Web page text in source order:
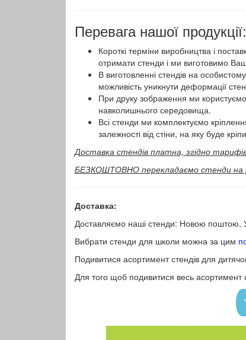
Перевага нашої продукції:
Короткі терміни виробництва і
отримати стенди і ми виготовимо
В виготовленні стендів на
можливість уникнути деформації
При друку зображення ми
навколишнього середовища.
Всі стенди ми комплектуємо
залежності від стіни, на яку буде
Доставка стендів платна, згідно тарифів
БЕЗКОШТОВНО перекладаємо стенди на
Доставка:
Доставляємо наші стенди: Новою поштою,
Вибрати стенди для школи можна за цим
Подивитися асортимент стендів для
Для того щоб подивитися весь асортимент